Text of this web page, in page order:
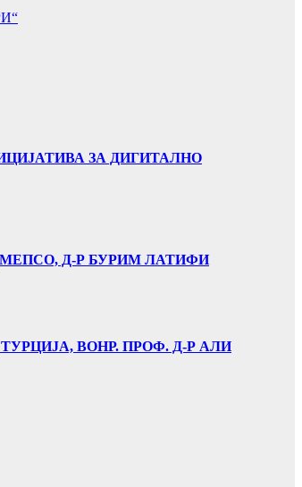
ЗА ДИГИТАЛНО
Д-Р БУРИМ ЛАТИФИ
ВОНР. ПРОФ. Д-Р АЛИ